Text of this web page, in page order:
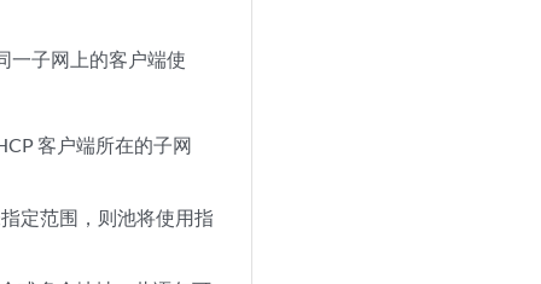
一子网上的客户端使
客户端所在的子网
定范围，则池将使用指